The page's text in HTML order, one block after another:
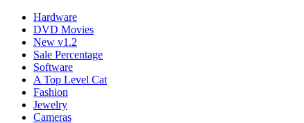
Hardware
DVD Movies
New v1.2
Sale Percentage
Software
A Top Level Cat
Fashion
Jewelry
Cameras